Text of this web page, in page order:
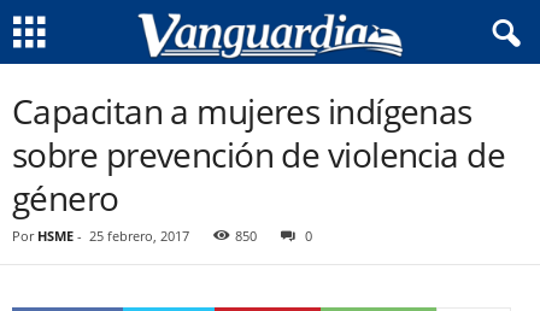
Capacitan a mujeres indígenas
sobre prevención de violencia de
género
Por HSME - 25 febrero, 2017 850 0